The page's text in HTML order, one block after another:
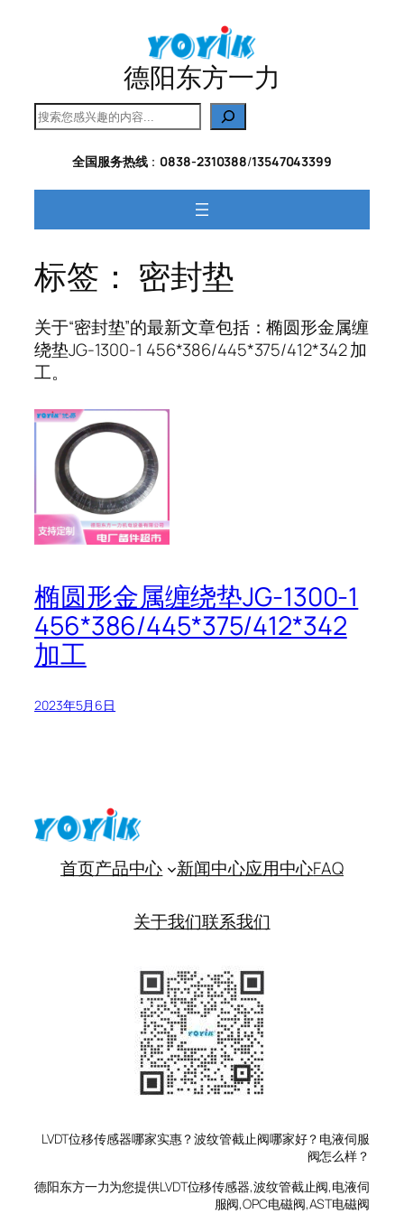
德阳东方一力
搜
索
全国服务热线： 0838-2310388/13547043399
标签： 密封垫
关于“密封垫”的最新文章包括：椭圆形金属缠
绕垫JG-1300-1 456*386/445*375/412*342 加
工。
椭圆形金属缠绕垫JG-1300-1
456*386/445*375/412*342
加工
2023年5月6日
首页产品中心 新闻中心应用中心FAQ
关于我们联系我们
LVDT位移传感器哪家实惠？波纹管截止阀哪家好？电液伺服
阀怎么样？
德阳东方一力为您提供LVDT位移传感器,波纹管截止阀,电液伺
服阀,OPC电磁阀,AST电磁阀